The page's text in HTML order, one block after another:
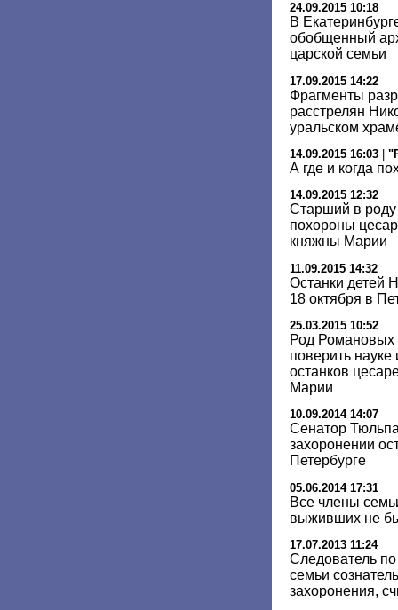
24.09.2015 10:18
В
обобщенный
царской семьи
17.09.2015 14:22
Фрагменты
расстрелян
уральском
14.09.2015 16:03
А где и когда
14.09.2015 12:32
Старший в
похороны
княжны Марии
11.09.2015 14:32
Останки детей
18 октября в
25.03.2015 10:52
Род Романовых
поверить науке
останков
Марии
10.09.2014 14:07
Сенатор
захоронении
Петербурге
05.06.2014 17:31
Все члены
выживших не
17.07.2013 11:24
Следователь
семьи
захоронения,